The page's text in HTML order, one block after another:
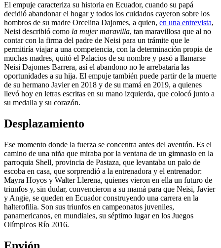
El empuje caracteriza su historia en Ecuador, cuando su papá
decidió abandonar el hogar y todos los cuidados cayeron sobre los
hombros de su madre Orcelina Dajomes, a quien, en una entrevista,
Neisi describió como la mujer maravilla, tan maravillosa que al no
contar con la firma del padre de Neisi para un trámite que le
permitiría viajar a una competencia, con la determinación propia de
muchas madres, quitó el Palacios de su nombre y pasó a llamarse
Neisi Dajomes Barrera, así el abandono no le arrebataría las
oportunidades a su hija. El empuje también puede partir de la muerte
de su hermano Javier en 2018 y de su mamá en 2019, a quienes
llevó hoy en letras escritas en su mano izquierda, que colocó junto a
su medalla y su corazón.
Desplazamiento
Ese momento donde la fuerza se concentra antes del aventón. Es el
camino de una niña que miraba por la ventana de un gimnasio en la
parroquia Shell, provincia de Pastaza, que levantaba un palo de
escoba en casa, que sorprendió a la entrenadora y el entrenador:
Mayra Hoyos y Walter Llerena, quienes vieron en ella un futuro de
triunfos y, sin dudar, convencieron a su mamá para que Neisi, Javier
y Angie, se queden en Ecuador construyendo una carrera en la
halterofilia. Son sus triunfos en campeonatos juveniles,
panamericanos, en mundiales, su séptimo lugar en los Juegos
Olímpicos Río 2016.